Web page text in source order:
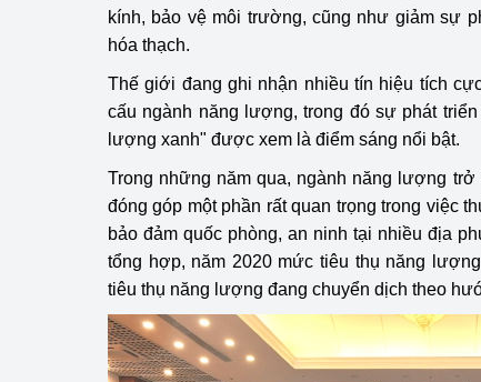
Quản lý thị trường
Sử dụng năng
hiệu quả
Khoa học, công
tạo
Thông báo
Bảo vệ môi trường
Bảo vệ nền tảng
Doanh nghiệp -
kính, bảo vệ môi trường, cũng như giảm sự
hóa thạch.
Thế giới đang ghi nhận nhiều tín hiệu tích
cấu ngành năng lượng, trong đó sự phát
lượng xanh" được xem là điểm sáng nổi bật.
Trong những năm qua, ngành năng lượng trở
đóng góp một phần rất quan trọng trong việc
bảo đảm quốc phòng, an ninh tại nhiều địa
tổng hợp, năm 2020 mức tiêu thụ năng
tiêu thụ năng lượng đang chuyển dịch theo